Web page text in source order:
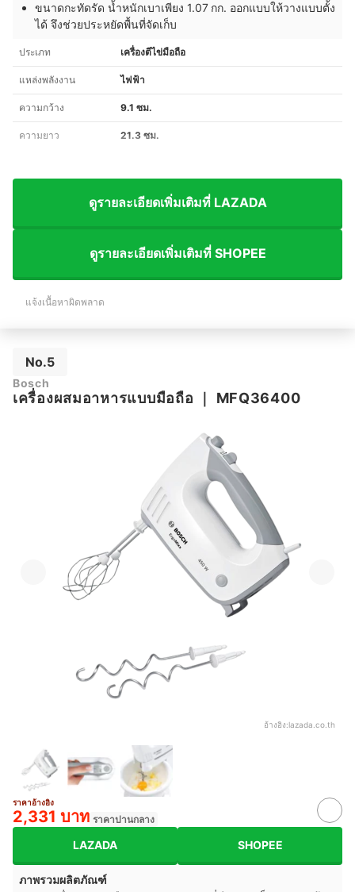
ขนาดกะทัดรัด น้ำหนักเบาเพียง 1.07 กก. ออกแบบให้วางแบบตั้ง
ได้ จึงช่วยประหยัดพื้นที่จัดเก็บ
ประเภท เครื่องตีไข่มือถือ
แหล่งพลังงาน ไฟฟ้า
ความกว้าง 9.1 ซม.
ความยาว 21.3 ซม.
ดูรายละเอียดเพิ่มเติมที่ LAZADA
ดูรายละเอียดเพิ่มเติมที่ SHOPEE
แจ้งเนื้อหาผิดพลาด
No.5
Bosch
เครื่องผสมอาหารแบบมือถือ MFQ36400
อ้างอิง:lazada.co.th
ราคาอ้างอิง
2,331 บาท ราคาปานกลาง
LAZADA SHOPEE
ภาพรวมผลิตภัณฑ์